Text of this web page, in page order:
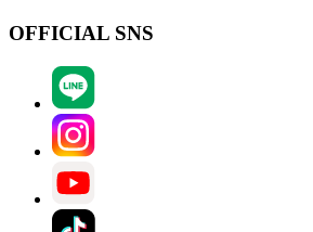
OFFICIAL SNS